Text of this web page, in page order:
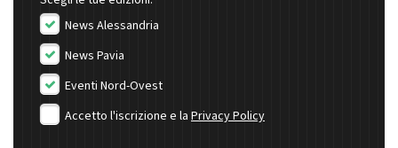
News Alessandria
News Pavia
Eventi Nord-Ovest
Accetto l'iscrizione e la Privacy Policy